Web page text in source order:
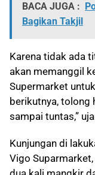
BACA JUGA :
Bagikan Takjil
Karena tidak ada
akan memanggil
Supermarket
berikutnya, tolong
sampai tuntas,”
Kunjungan di
Vigo